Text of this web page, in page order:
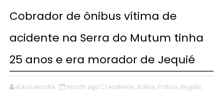
Cobrador de ônibus vítima de
acidente na Serra do Mutum tinha
25 anos e era morador de Jequié
jitaunaemdia month ago Acidente, Bahia, Policia, Região,